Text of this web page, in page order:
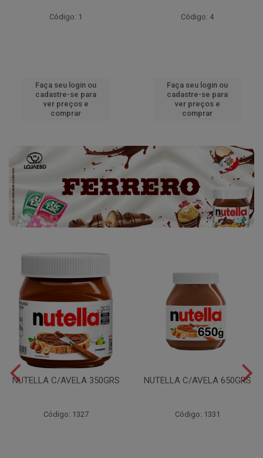
Código: 1
Faça seu login ou
cadastre-se para
ver preços e
comprar
Código: 4
Faça seu login ou
cadastre-se para
ver preços e
comprar
NUTELLA C/AVELA 350GRS
Código: 1327
NUTELLA C/AVELA 650GRS
Código: 1331